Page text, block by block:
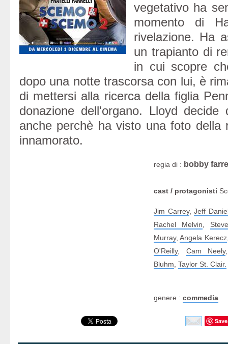
vegetativo ha
momento di
rivelazione. Ha
un trapianto di
in cui scopre
dopo una notte trascorsa con lui, è
di mettersi alla ricerca della figlia
donazione dell'organo. Lloyd decide
anche perchè ha visto una foto della
innamorato.
regia di : bobby
cast / protagonisti
Jim Carrey,Jeff
Rachel Melvin
Murray,Angela Kerecz
O'Reilly, Cam Neely
Bluhm Taylor St. Clair.
genere : commedia
Save